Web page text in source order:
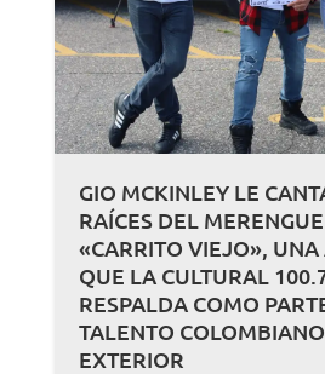
GIO MCKINLEY LE
RAÍCES DEL
«CARRITO VIEJO», UNA
QUE LA CULTURAL
RESPALDA COMO
TALENTO COLOMBIANO
EXTERIOR